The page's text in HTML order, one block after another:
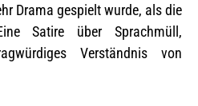
Drama gespielt wurde, als die
Satire über Sprachmüll,
Verständnis von